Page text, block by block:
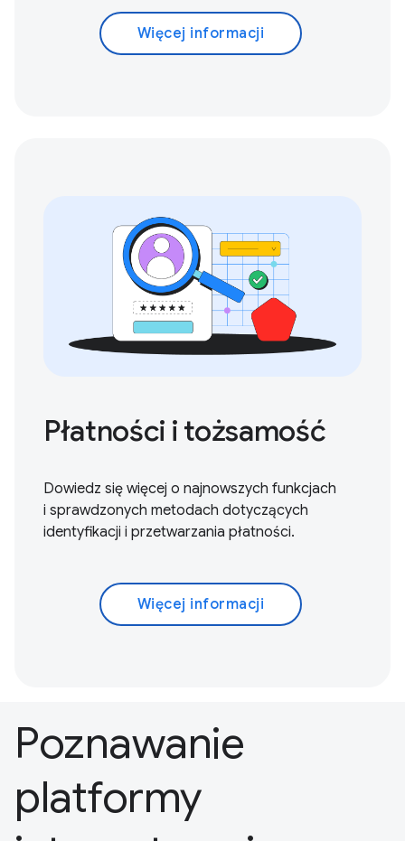
Więcej informacji
Płatności i tożsamość
Dowiedz się więcej o najnowszych funkcjach
i sprawdzonych metodach dotyczących
identyfikacji i przetwarzania płatności.
Więcej informacji
Poznawanie
platformy